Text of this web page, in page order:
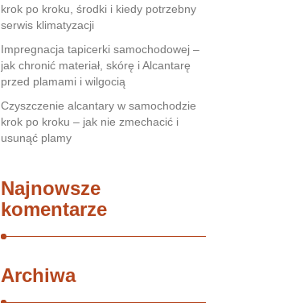
krok po kroku, środki i kiedy potrzebny
serwis klimatyzacji
Impregnacja tapicerki samochodowej –
jak chronić materiał, skórę i Alcantarę
przed plamami i wilgocią
Czyszczenie alcantary w samochodzie
krok po kroku – jak nie zmechacić i
usunąć plamy
Najnowsze
komentarze
Archiwa